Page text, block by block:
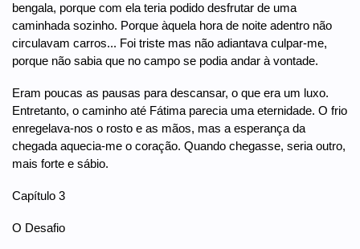
bengala, porque com ela teria podido desfrutar de uma
caminhada sozinho. Porque àquela hora de noite adentro não
circulavam carros... Foi triste mas não adiantava culpar-me,
porque não sabia que no campo se podia andar à vontade.
Eram poucas as pausas para descansar, o que era um luxo.
Entretanto, o caminho até Fátima parecia uma eternidade. O frio
enregelava-nos o rosto e as mãos, mas a esperança da
chegada aquecia-me o coração. Quando chegasse, seria outro,
mais forte e sábio.
Capítulo 3
O Desafio